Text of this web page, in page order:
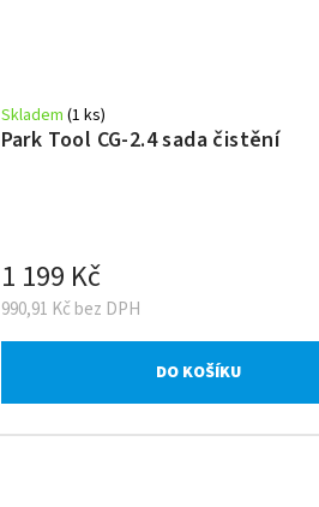
Park Tool CG-2.4 sada čistění
Skladem (1 ks)
990,91 Kč bez DPH
1 199 Kč
DO KOŠÍKU